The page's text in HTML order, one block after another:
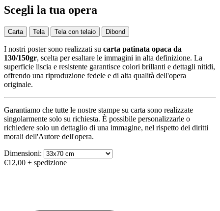
Scegli la tua opera
Carta Tela Tela con telaio Dibond
I nostri poster sono realizzati su carta patinata opaca da
130/150gr, scelta per esaltare le immagini in alta definizione. La
superficie liscia e resistente garantisce colori brillanti e dettagli nitidi,
offrendo una riproduzione fedele e di alta qualità dell'opera
originale.
Garantiamo che tutte le nostre stampe su carta sono realizzate
singolarmente solo su richiesta. È possibile personalizzarle o
richiedere solo un dettaglio di una immagine, nel rispetto dei diritti
morali dell'Autore dell'opera.
Dimensioni:
€12,00 + spedizione